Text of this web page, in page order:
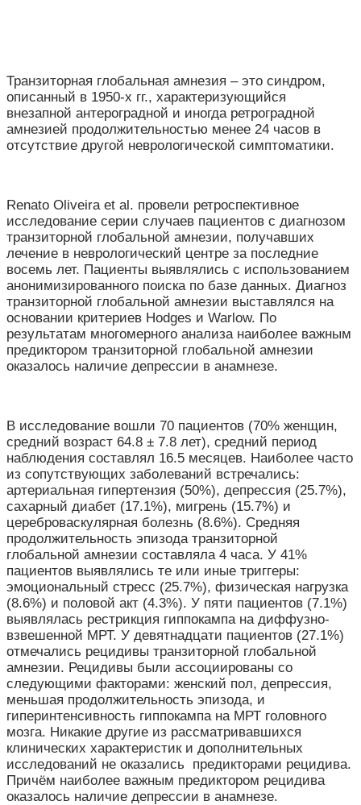
Транзиторная глобальная амнезия – это синдром,
описанный в 1950-х гг., характеризующийся
внезапной антероградной и иногда ретроградной
амнезией продолжительностью менее 24 часов в
отсутствие другой неврологической симптоматики.
Renato Oliveira et al. провели ретроспективное
исследование серии случаев пациентов с диагнозом
транзиторной глобальной амнезии, получавших
лечение в неврологический центре за последние
восемь лет. Пациенты выявлялись с использованием
анонимизированного поиска по базе данных. Диагноз
транзиторной глобальной амнезии выставлялся на
основании критериев Hodges и Warlow. По
результатам многомерного анализа наиболее важным
предиктором транзиторной глобальной амнезии
оказалось наличие депрессии в анамнезе.
В исследование вошли 70 пациентов (70% женщин,
средний возраст 64.8 ± 7.8 лет), средний период
наблюдения составлял 16.5 месяцев. Наиболее часто
из сопутствующих заболеваний встречались:
артериальная гипертензия (50%), депрессия (25.7%),
сахарный диабет (17.1%), мигрень (15.7%) и
цереброваскулярная болезнь (8.6%). Средняя
продолжительность эпизода транзиторной
глобальной амнезии составляла 4 часа. У 41%
пациентов выявлялись те или иные триггеры:
эмоциональный стресс (25.7%), физическая нагрузка
(8.6%) и половой акт (4.3%). У пяти пациентов (7.1%)
выявлялась рестрикция гиппокампа на диффузно-
взвешенной МРТ. У девятнадцати пациентов (27.1%)
отмечались рецидивы транзиторной глобальной
амнезии. Рецидивы были ассоциированы со
следующими факторами: женский пол, депрессия,
меньшая продолжительность эпизода, и
гиперинтенсивность гиппокампа на МРТ головного
мозга. Никакие другие из рассматривавшихся
клинических характеристик и дополнительных
исследований не оказались предикторами рецидива.
Причём наиболее важным предиктором рецидива
оказалось наличие депрессии в анамнезе.